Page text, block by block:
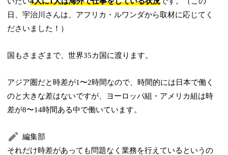
日、宇治川さんは、アフリカ・ルワンダから取材に応じてく
ださいました！）
国もさまざまで、世界35カ国に渡ります。
アジア圏だと時差が1〜2時間なので、時間的には日本で働く
のと大きな差はないですが、ヨーロッパ組・アメリカ組は時
差が8〜14時間ある中で働いています。
編集部
それだけ時差があっても問題なく業務を行えているというの